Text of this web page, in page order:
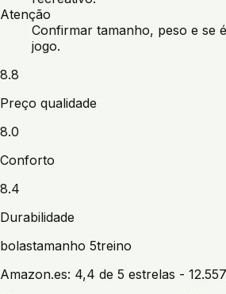
Atenção
Confirmar tamanho, peso e se
jogo.
8.8
Preço qualidade
8.0
Conforto
8.4
Durabilidade
bolastamanho 5treino
Amazon.es: 4,4 de 5 estrelas -